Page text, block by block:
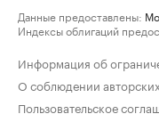
Данные предоставлены:
Индексы облигаций
Информация об
О соблюдении
Пользовательское